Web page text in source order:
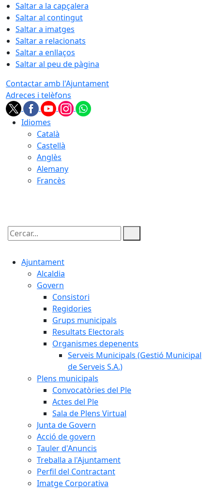
Saltar a la capçalera
Saltar al contingut
Saltar a imatges
Saltar a relacionats
Saltar a enllaços
Saltar al peu de pàgina
Contactar amb l'Ajuntament
Adreces i telèfons
Idiomes
Català
Castellà
Anglès
Alemany
Francès
Cercar:
Ajuntament
Alcaldia
Govern
Consistori
Regidories
Grups municipals
Resultats Electorals
Organismes depenents
Serveis Municipals (Gestió Municipal
de Serveis S.A.)
Plens municipals
Convocatòries del Ple
Actes del Ple
Sala de Plens Virtual
Junta de Govern
Acció de govern
Tauler d'Anuncis
Treballa a l'Ajuntament
Perfil del Contractant
Imatge Corporativa